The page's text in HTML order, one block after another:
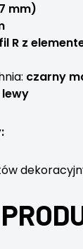
mm)
R z
czarny